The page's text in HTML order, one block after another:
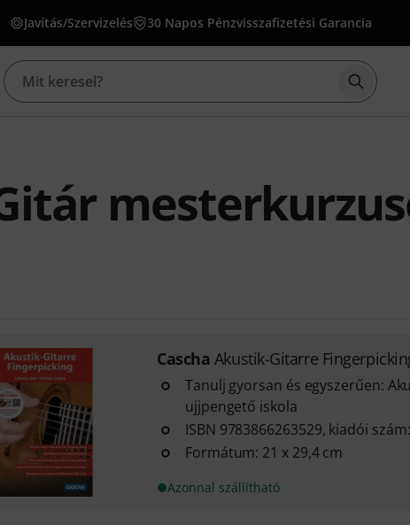
Javítás/Szervizelés 30 Napos Pénzvisszafizetési Garancia
Cascha Akustik-Gitarre
Tanulj gyorsan és egyszerűen:
ujjpengető iskola
ISBN 9783866263529, kiadói
Formátum: 21 x 29,4 cm
Azonnal szállítható